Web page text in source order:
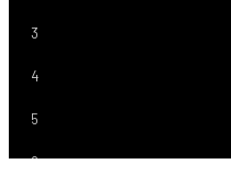
3
4
5
6